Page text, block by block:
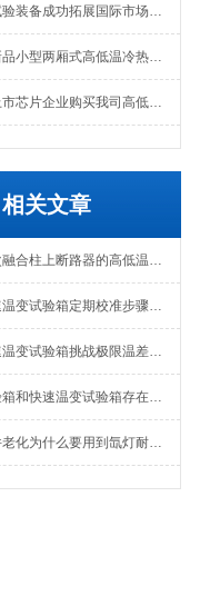
宇航志达试验装备成功拓展国际市场出口肯尼亚
宇航志达新品小型两厢式高低温冷热冲击试验箱
感谢北京上市芯片企业购买我司高低温冲击热流仪
相关文章
用于一二次融合柱上断路器的高低温试验箱
高低温快速温变试验箱定期校准步骤分享
高低温快速温变试验箱挑战极限温差耐受性
高低温试验箱和快速温变试验箱存在那些差距
汽车零部件老化为什么要用到氙灯耐气候试验箱